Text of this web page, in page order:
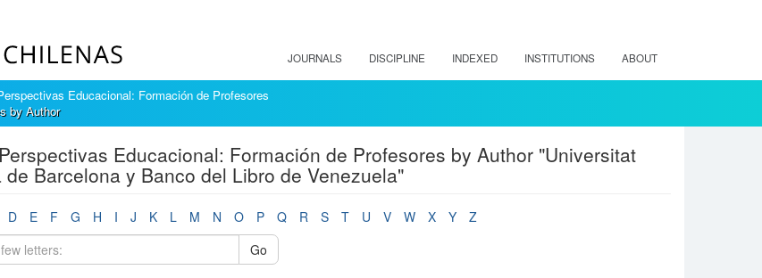
JOURNALS DISCIPLINE INDEXED INSTITUTIONS ABOUT
Educacional: Formación de Profesores
by Author
Educacional: Formación de Profesores by Author "Universitat
de Barcelona y Banco del Libro de Venezuela"
D E F G H I J K L M N O P Q R S T U V W X Y
Z
Go